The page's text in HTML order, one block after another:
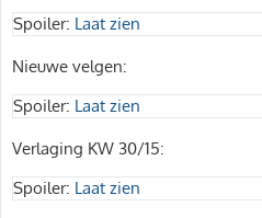
Spoiler: Laat zien
Nieuwe velgen:
Spoiler: Laat zien
Verlaging KW 30/15:
Spoiler: Laat zien